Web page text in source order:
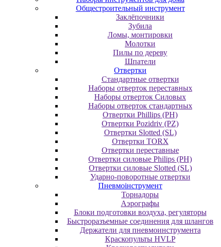
Общестроительный инструмент
Заклёпочники
Зубила
Ломы, монтировки
Молотки
Пилы по дереву
Шпатели
Отвертки
Cтандартные отвертки
Наборы отверток переставных
Наборы отверток Силовых
Наборы отверток стандартных
Отвертки Phillips (PH)
Отвертки Pozidriv (PZ)
Отвертки Slotted (SL)
Отвертки TORX
Отвертки переставные
Отвертки силовые Philips (PH)
Отвертки силовые Slotted (SL)
Ударно-поворотные отвертки
Пневмоінструмент
Topнaдopы
Аэрографы
Блоки подготовки воздуха, регуляторы
Быстроразъемные соединения для шлангов
Держатели для пневмоинструмента
Краскопульты HVLP